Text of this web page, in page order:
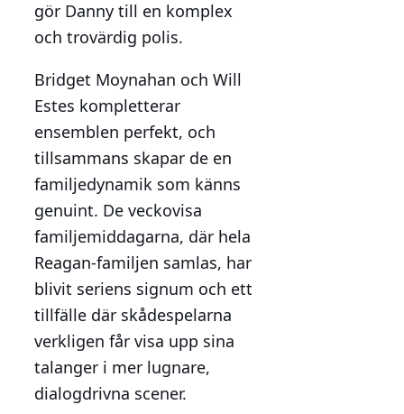
gör Danny till en komplex
och trovärdig polis.
Bridget Moynahan och Will
Estes kompletterar
ensemblen perfekt, och
tillsammans skapar de en
familjedynamik som känns
genuint. De veckovisa
familjemiddagarna, där hela
Reagan-familjen samlas, har
blivit seriens signum och ett
tillfälle där skådespelarna
verkligen får visa upp sina
talanger i mer lugnare,
dialogdrivna scener.